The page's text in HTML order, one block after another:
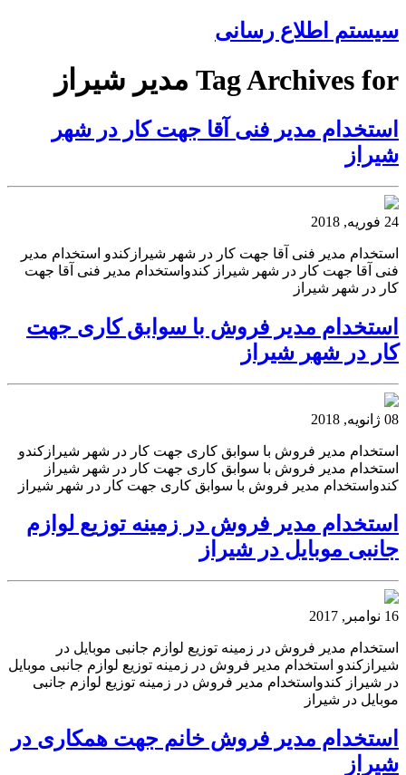
سیستم اطلاع رسانی
Tag Archives for مدیر شیراز
استخدام مدیر فنی آقا جهت کار در شهر
شیراز
24 فوریه, 2018
استخدام مدیر فنی آقا جهت کار در شهر شیرازکندو استخدام مدیر
فنی آقا جهت کار در شهر شیراز کندواستخدام مدیر فنی آقا جهت
کار در شهر شیراز
استخدام مدیر فروش با سوابق کاری جهت
کار در شهر شیراز
08 ژانویه, 2018
استخدام مدیر فروش با سوابق کاری جهت کار در شهر شیرازکندو
استخدام مدیر فروش با سوابق کاری جهت کار در شهر شیراز
کندواستخدام مدیر فروش با سوابق کاری جهت کار در شهر شیراز
استخدام مدیر فروش در زمینه توزیع لوازم
جانبی موبایل در شیراز
16 نوامبر, 2017
استخدام مدیر فروش در زمینه توزیع لوازم جانبی موبایل در
شیرازکندو استخدام مدیر فروش در زمینه توزیع لوازم جانبی موبایل
در شیراز کندواستخدام مدیر فروش در زمینه توزیع لوازم جانبی
موبایل در شیراز
استخدام مدیر فروش خانم جهت همکاری در
شیراز